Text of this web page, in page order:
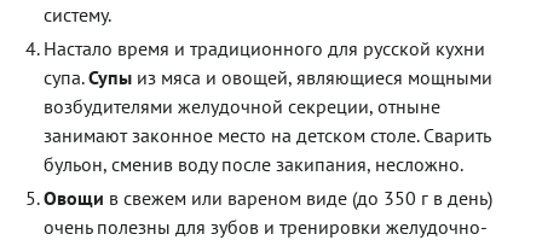
систему.
Настало время и традиционного для русской кухни
супа.Супы из мяса и овощей, являющиеся мощными
возбудителями желудочной секреции, отныне
занимают законное место на детском столе. Сварить
бульон, сменив воду после закипания, несложно.
Овощи в свежем или вареном виде (до 350 г в день)
очень полезны для зубов и тренировки желудочно-